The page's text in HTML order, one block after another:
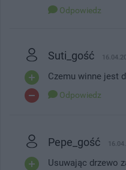
Odpowiedz
Suti_gość
Czemu winne jest
Odpowiedz
Pepe_gość
Usuwając drzewo